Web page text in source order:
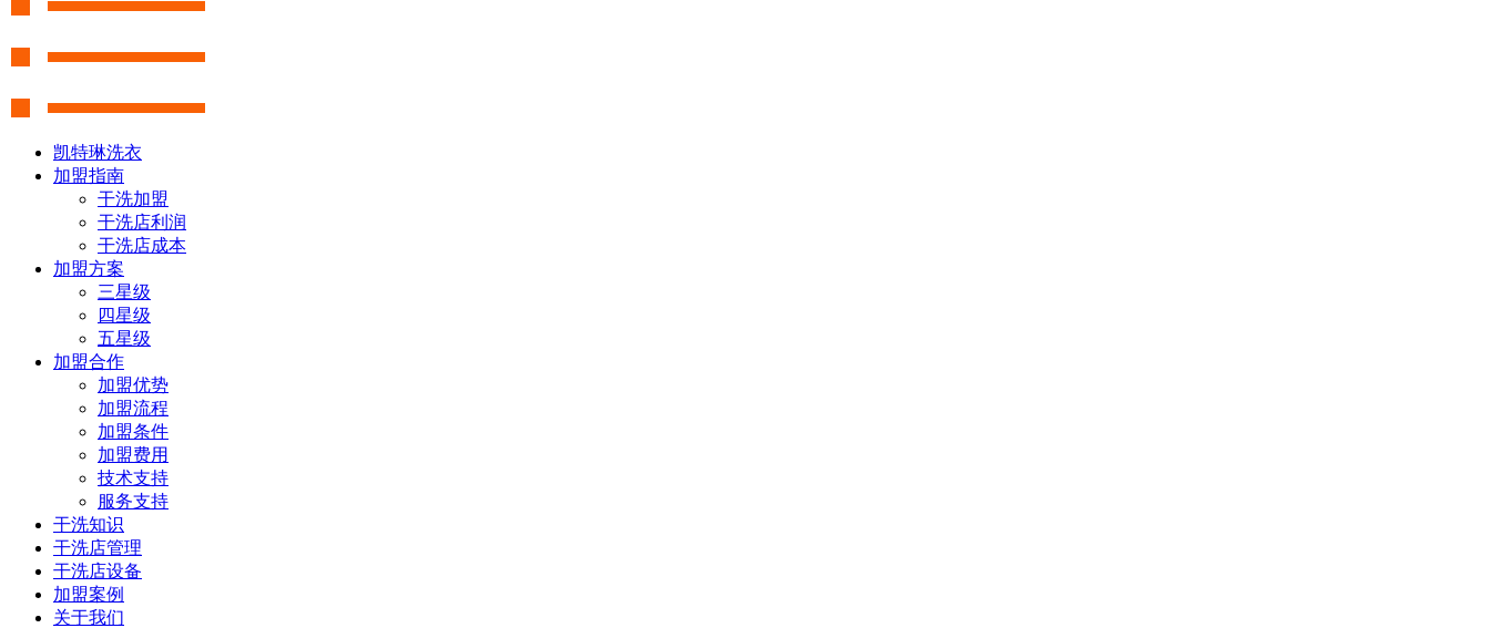
凯特琳洗衣
加盟指南
干洗加盟
干洗店利润
干洗店成本
加盟方案
三星级
四星级
五星级
加盟合作
加盟优势
加盟流程
加盟条件
加盟费用
技术支持
服务支持
干洗知识
干洗店管理
干洗店设备
加盟案例
关于我们